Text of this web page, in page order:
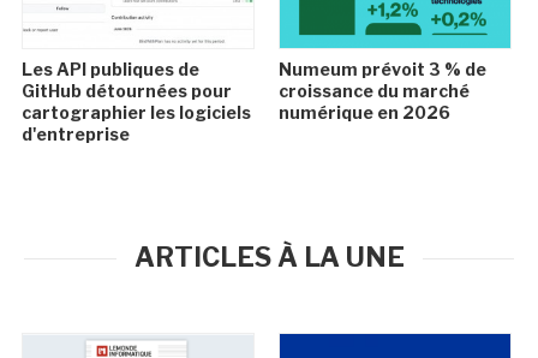
Les API publiques de
GitHub détournées pour
cartographier les logiciels
d'entreprise
Numeum prévoit 3 % de
croissance du marché
numérique en 2026
ARTICLES À LA UNE